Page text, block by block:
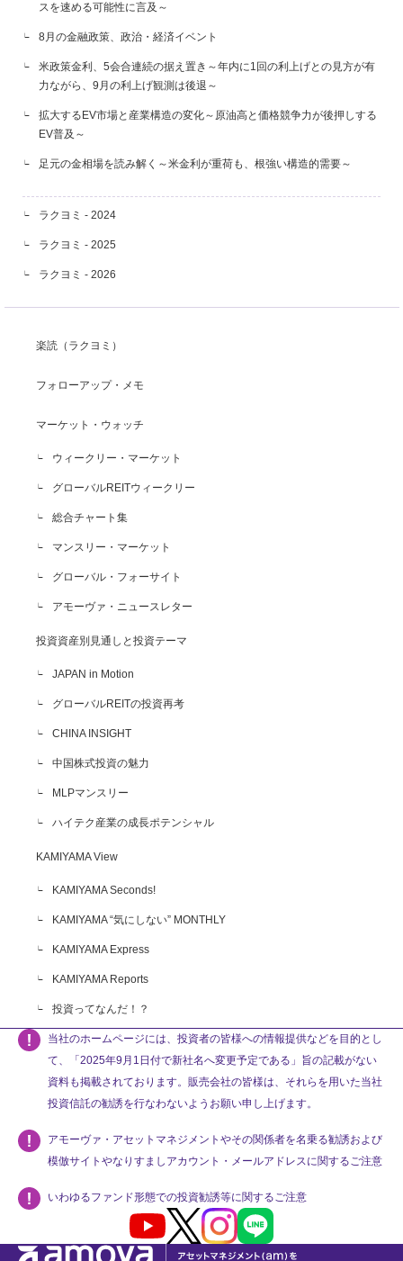
スを速める可能性に言及～
8月の金融政策、政治・経済イベント
米政策金利、5会合連続の据え置き～年内に1回の利上げとの見方が有
力ながら、9月の利上げ観測は後退～
拡大するEV市場と産業構造の変化～原油高と価格競争力が後押しする
EV普及～
足元の金相場を読み解く～米金利が重荷も、根強い構造的需要～
ラクヨミ - 2024
ラクヨミ - 2025
ラクヨミ - 2026
楽読（ラクヨミ）
フォローアップ・メモ
マーケット・ウォッチ
ウィークリー・マーケット
グローバルREITウィークリー
総合チャート集
マンスリー・マーケット
グローバル・フォーサイト
アモーヴァ・ニュースレター
投資資産別見通しと投資テーマ
JAPAN in Motion
グローバルREITの投資再考
CHINA INSIGHT
中国株式投資の魅力
MLPマンスリー
ハイテク産業の成長ポテンシャル
KAMIYAMA View
KAMIYAMA Seconds!
KAMIYAMA “気にしない” MONTHLY
KAMIYAMA Express
KAMIYAMA Reports
投資ってなんだ！？
当社のホームページには、投資者の皆様への情報提供などを目的とし
て、「2025年9月1日付で新社名へ変更予定である」旨の記載がない
資料も掲載されております。販売会社の皆様は、それらを用いた当社
投資信託の勧誘を行なわないようお願い申し上げます。
アモーヴァ・アセットマネジメントやその関係者を名乗る勧誘および
模倣サイトやなりすましアカウント・メールアドレスに関するご注意
いわゆるファンド形態での投資勧誘等に関するご注意
Youtube X InstagramLINE